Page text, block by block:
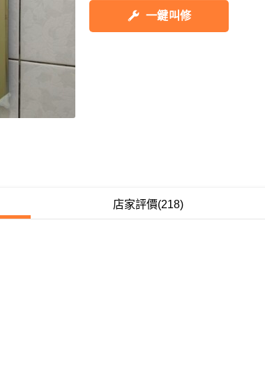
一鍵叫修
店家評價(218)